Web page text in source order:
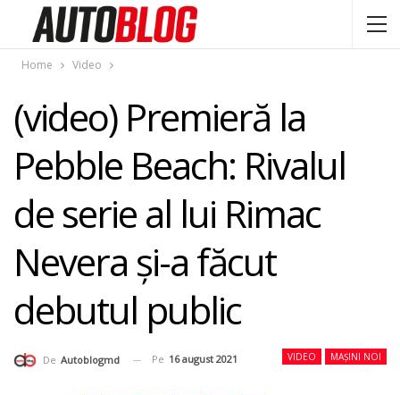
Home Video
(video) Premieră la
Pebble Beach: Rivalul
de serie al lui Rimac
Nevera şi-a făcut
debutul public
VIDEO MAȘINI NOI
De Autoblogmd Pe 16 august 2021